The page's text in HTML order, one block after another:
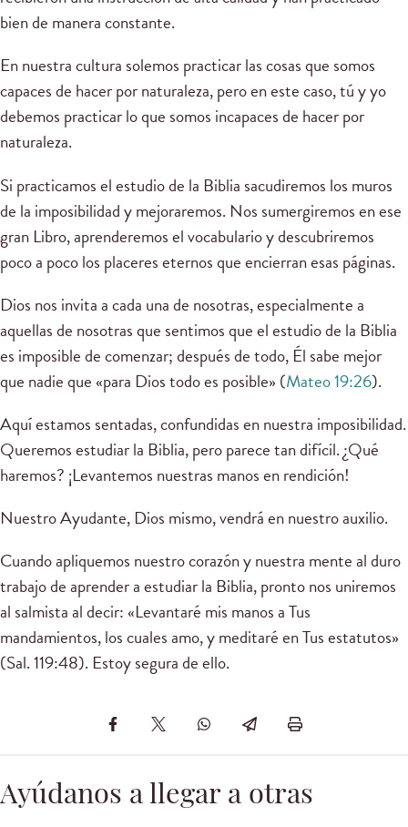
bien de manera constante.
En nuestra cultura solemos practicar las cosas que somos
capaces de hacer por naturaleza, pero en este caso, tú y yo
debemos practicar lo que somos incapaces de hacer por
naturaleza.
Si practicamos el estudio de la Biblia sacudiremos los muros
de la imposibilidad y mejoraremos. Nos sumergiremos en ese
gran Libro, aprenderemos el vocabulario y descubriremos
poco a poco los placeres eternos que encierran esas páginas.
Dios nos invita a cada una de nosotras, especialmente a
aquellas de nosotras que sentimos que el estudio de la Biblia
es imposible de comenzar; después de todo, Él sabe mejor
que nadie que «para Dios todo es posible» (Mateo 19:26).
Aquí estamos sentadas, confundidas en nuestra imposibilidad.
Queremos estudiar la Biblia, pero parece tan difícil. ¿Qué
haremos? ¡Levantemos nuestras manos en rendición!
Nuestro Ayudante, Dios mismo, vendrá en nuestro auxilio.
Cuando apliquemos nuestro corazón y nuestra mente al duro
trabajo de aprender a estudiar la Biblia, pronto nos uniremos
al salmista al decir: «Levantaré mis manos a Tus
mandamientos, los cuales amo, y meditaré en Tus estatutos»
(Sal. 119:48). Estoy segura de ello.
Ayúdanos a llegar a otras